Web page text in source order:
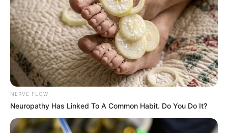
Am längsten See Brandenburgs liegend,
gilt die Geburtsstadt von Theodor Fontane
als ein Musterbeispiel klassizistischen
Städtebaus. Die von den Türmen der mittelalterlichen
Klosterkirche St. Trinitatis (Wahrzeichen von Neuruppin)
überragte Stadt grenzt an die geschützte Landschaft der
Ruppiner Schweiz.
Tempelgarten Neuruppin
Einst für den preußischen Kronprinzen
NERVE FLOW
Neuropathy Has Linked To A Common Habit. Do You Do It?